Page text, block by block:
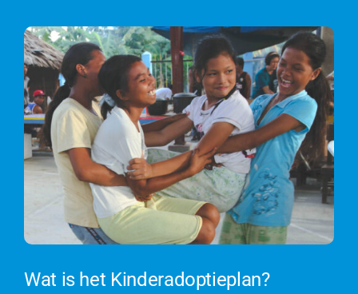
Wat is het Kinderadoptieplan?